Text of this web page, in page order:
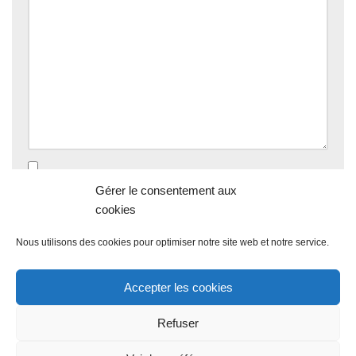
Gérer le consentement aux
cookies
Nous utilisons des cookies pour optimiser notre site web et notre service.
Accepter les cookies
Refuser
Enregistrer mon nom, mon e-mail et mon site dans le
navigateur pour mon prochain commentaire.